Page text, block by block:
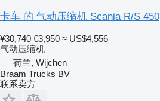
卡车 的 气动压缩机 Scania R/S 450
¥30,740 €3,950 ≈ US$4,556
气动压缩机
荷兰, Wijchen
Braam Trucks BV
联系卖方